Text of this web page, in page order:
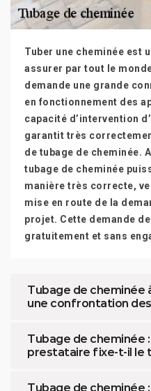
Tuber une cheminée est
assurer par tout le
demande une grande
en fonctionnement des
capacité d’intervention
garantit très
de tubage de cheminée.
tubage de cheminée
manière très correcte,
mise en route de la
projet. Cette demande
gratuitement et sans
Tubage de cheminée
une confrontation
Tubage de cheminée
prestataire fixe-t-il le
Tubage de cheminée